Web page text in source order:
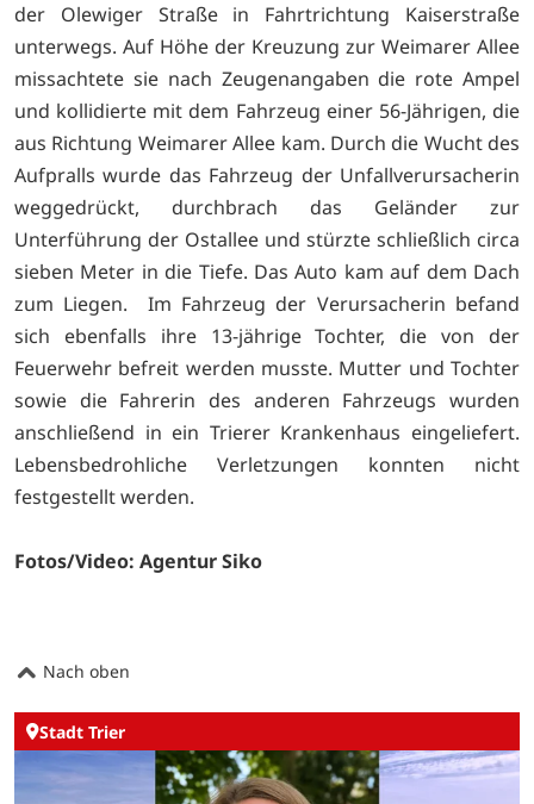
der Olewiger Straße in Fahrtrichtung Kaiserstraße
unterwegs. Auf Höhe der Kreuzung zur Weimarer Allee
missachtete sie nach Zeugenangaben die rote Ampel
und kollidierte mit dem Fahrzeug einer 56-Jährigen, die
aus Richtung Weimarer Allee kam. Durch die Wucht des
Aufpralls wurde das Fahrzeug der Unfallverursacherin
weggedrückt, durchbrach das Geländer zur
Unterführung der Ostallee und stürzte schließlich circa
sieben Meter in die Tiefe. Das Auto kam auf dem Dach
zum Liegen. Im Fahrzeug der Verursacherin befand
sich ebenfalls ihre 13-jährige Tochter, die von der
Feuerwehr befreit werden musste. Mutter und Tochter
sowie die Fahrerin des anderen Fahrzeugs wurden
anschließend in ein Trierer Krankenhaus eingeliefert.
Lebensbedrohliche Verletzungen konnten nicht
festgestellt werden.
Fotos/Video: Agentur Siko
Nach oben
Stadt Trier